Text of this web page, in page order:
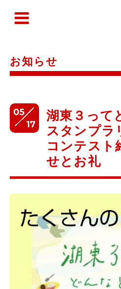
お知らせ
05
17
湖東３って
スタンプラ
コンテスト
せとお礼